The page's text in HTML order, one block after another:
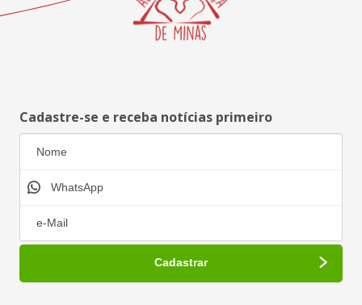
Cadastre-se e receba notícias primeiro